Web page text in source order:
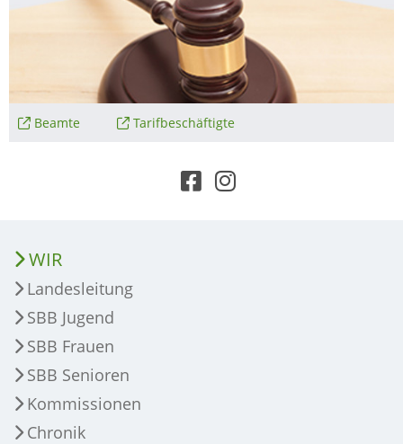
Beamte Tarifbeschäftigte
WIR
Landesleitung
SBB Jugend
SBB Frauen
SBB Senioren
Kommissionen
Chronik